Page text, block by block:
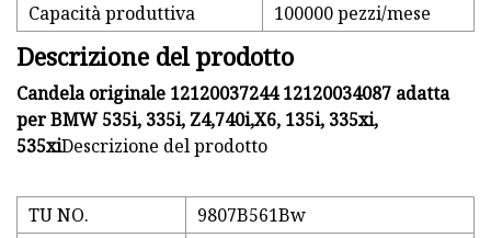
Capacità produttiva
100000 pezzi/mese
Descrizione del prodotto
Candela originale 12120037244 12120034087 adatta
per BMW 535i, 335i, Z4,740i,X6, 135i, 335xi,
535xiDescrizione del prodotto
TU NO.
9807B561Bw